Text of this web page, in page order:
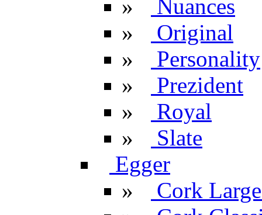
»
Nuances
»
Original
»
Personality
»
Prezident
»
Royal
»
Slate
Egger
»
Cork